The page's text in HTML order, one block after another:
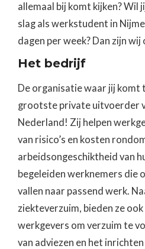
allemaal bij komt kijken? Wil
slag als werkstudent in
dagen per week? Dan zijn wij
Het bedrijf
De organisatie waar jij komt
grootste private uitvoerder
Nederland! Zij helpen
van risico’s en kosten
arbeidsongeschiktheid van
begeleiden werknemers die
vallen naar passend werk.
ziekteverzuim, bieden ze
werkgevers om verzuim te
van adviezen en het